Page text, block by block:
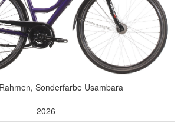
Sonderfarbe Usambara
2026